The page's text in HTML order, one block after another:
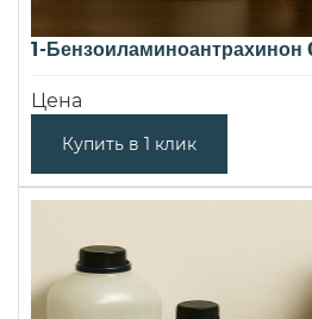
1-Бензоиламиноантрахинон
Цена
Купить в 1 клик